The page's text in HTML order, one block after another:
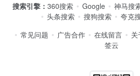
搜索引擎： 360搜索 Google 神马搜
头条搜索
搜狗搜索 夸克
常见问题
广告合作 在线留言
签云